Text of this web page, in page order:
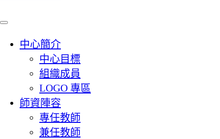
中心簡介
中心目標
組織成員
LOGO 專區
師資陣容
專任教師
兼任教師